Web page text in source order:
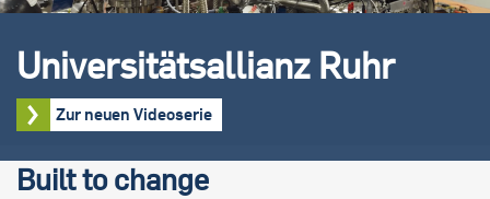
Universitätsallianz Ruhr
Zur neuen Videoserie
Built to change